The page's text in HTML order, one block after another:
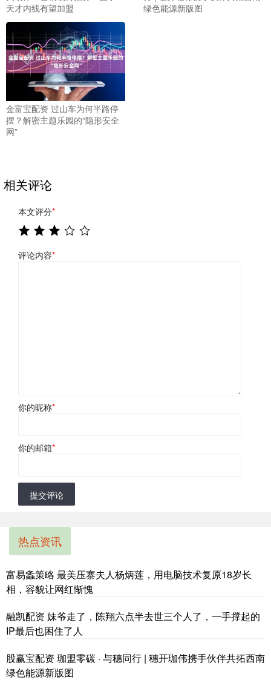
天才内线有望加盟
绿色能源新版图
金富宝配资 过山车为何半路停
摆？解密主题乐园的“隐形安全
网”
相关评论
本文评分*
评论内容*
你的昵称*
你的邮箱*
提交评论
热点资讯
富易螽策略 最美压寨夫人杨炳莲，用电脑技术复原18岁长
相，容貌让网红惭愧
融凯配资 妹爷走了，陈翔六点半去世三个人了，一手撑起的
IP最后也困住了人
股赢宝配资 珈盟零碳 · 与穗同行 | 穗开珈伟携手伙伴共拓西南
绿色能源新版图